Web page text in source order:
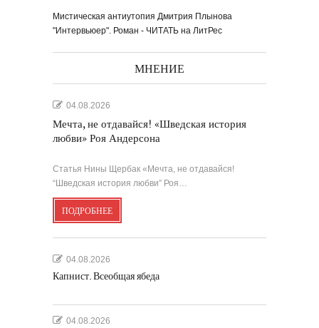
Мистическая антиутопия Дмитрия Плынова
"Интервьюер". Роман - ЧИТАТЬ на ЛитРес
МНЕНИЕ
04.08.2026
Мечта, не отдавайся! «Шведская история
любви» Роя Андерсона
Статья Нины Щербак «Мечта, не отдавайся!
“Шведская история любви” Роя…
ПОДРОБНЕЕ
04.08.2026
Капнист. Всеобщая ябеда
04.08.2026